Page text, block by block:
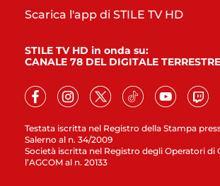
Testata iscritta nel Registro della Stampa
Salerno al n. 34/2009
Società iscritta nel Registro degli Operatori di
l’AGCOM al n. 20133
Scarica l'app di STILE TV HD
STILE TV HD in onda su:
CANALE 78 DEL DIGITALE TERRESTRE